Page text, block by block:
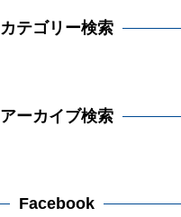
カテゴリー検索
アーカイブ検索
Facebook